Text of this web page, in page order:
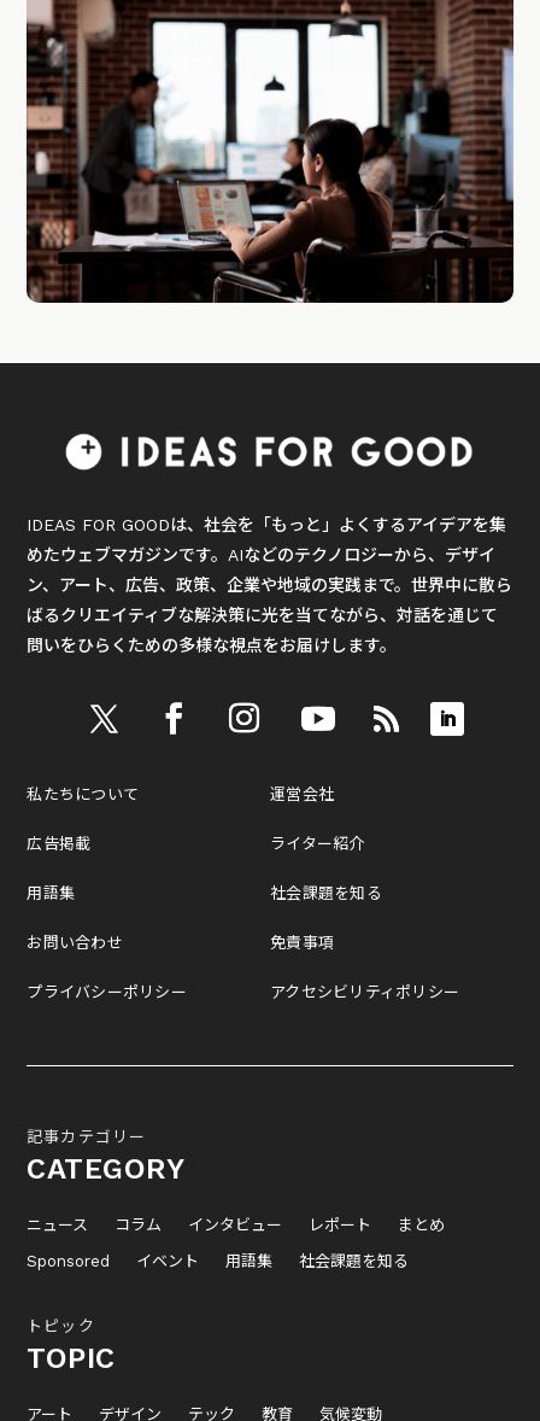
IDEAS FOR GOODは、社会を「もっと」よくするアイデアを集
めたウェブマガジンです。AIなどのテクノロジーから、デザイ
ン、アート、広告、政策、企業や地域の実践まで。世界中に散ら
ばるクリエイティブな解決策に光を当てながら、対話を通じて
問いをひらくための多様な視点をお届けします。
私たちについて
広告掲載
用語集
お問い合わせ
プライバシーポリシー
運営会社
ライター紹介
社会課題を知る
免責事項
アクセシビリティポリシー
記事カテゴリー
CATEGORY
ニュース コラム インタビュー レポート
まとめ
Sponsored
イベント 用語集 社会課題を知る
トピック
TOPIC
アート デザイン テック 教育 気候変動